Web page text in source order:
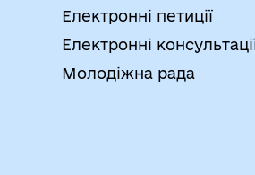
Електронні петиції
Електронні
Молодіжна рада